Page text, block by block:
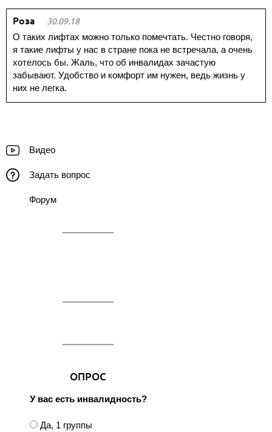
Роза 30.09.18
О таких лифтах можно только помечтать. Честно говоря,
я такие лифты у нас в стране пока не встречала, а очень
хотелось бы. Жаль, что об инвалидах зачастую
забывают. Удобство и комфорт им нужен, ведь жизнь у
них не легка.
Видео
Задать вопрос
Форум
ОПРОС
У вас есть инвалидность?
В Да, 1 группы